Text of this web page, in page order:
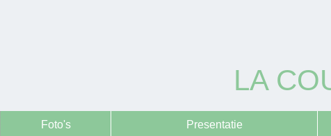
LA
Foto's Presentatie